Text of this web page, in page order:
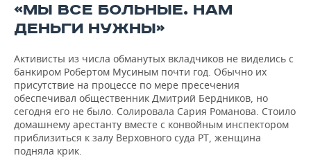
ВОЛЕЙБОЛ
КИБЕРСПОРТ
ФИГУРНОЕ КАТАНИЕ
ВОДНЫЕ ВИДЫ СПОРТА
ХОККЕЙ С МЯЧОМ
ИСТОРИЯ
КУЛЬТУРА
МЕДИЦИНА
ОБРАЗОВАНИЕ
ПРОИСШЕСТВИЯ
СПИСОК ПЕРСОН
СПИСОК КОМПАНИЙ
ПОЛНАЯ ВЕРСИЯ
«МЫ ВСЕ БОЛЬНЫЕ. НАМ
ДЕНЬГИ НУЖНЫ»
Активисты из числа обманутых вкладчиков не виделись с
банкиром Робертом Мусиным почти год. Обычно их
присутствие на процессе по мере пресечения
обеспечивал общественник Дмитрий Бердников, но
сегодня его не было. Солировала Сария Романова. Стоило
домашнему арестанту вместе с конвойным инспектором
приблизиться к залу Верховного суда РТ, женщина
подняла крик.